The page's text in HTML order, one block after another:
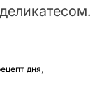
дня,